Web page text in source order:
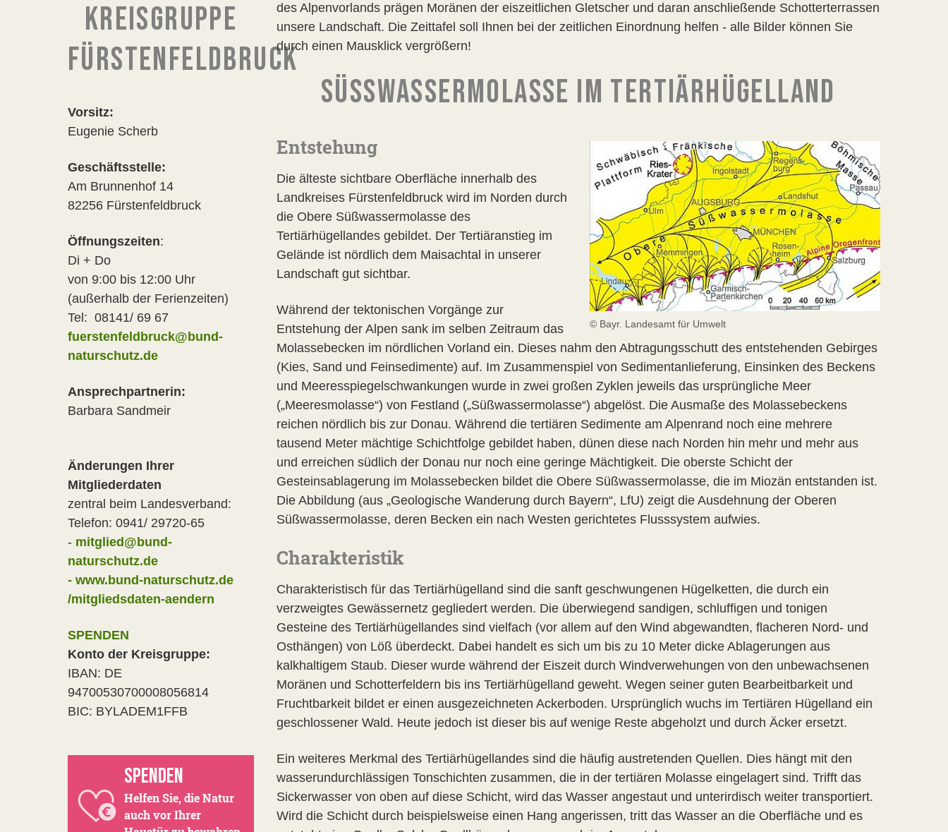
des Alpenvorlands prägen Moränen der eiszeitlichen Gletscher und daran anschließende Schotterterrassen
unsere Landschaft. Die Zeittafel soll Ihnen bei der zeitlichen Einordnung helfen - alle Bilder können Sie
durch einen Mausklick vergrößern!
SÜSSWASSERMOLASSE IM TERTIÄRHÜGELLAND
© Bayr. Landesamt für Umwelt
Entstehung
Die älteste sichtbare Oberfläche innerhalb des
Landkreises Fürstenfeldbruck wird im Norden durch
die Obere Süßwassermolasse des
Tertiärhügellandes gebildet. Der Tertiäranstieg im
Gelände ist nördlich dem Maisachtal in unserer
Landschaft gut sichtbar.
Während der tektonischen Vorgänge zur
Entstehung der Alpen sank im selben Zeitraum das
Molassebecken im nördlichen Vorland ein. Dieses nahm den Abtragungsschutt des entstehenden Gebirges
(Kies, Sand und Feinsedimente) auf. Im Zusammenspiel von Sedimentanlieferung, Einsinken des Beckens
und Meeresspiegelschwankungen wurde in zwei großen Zyklen jeweils das ursprüngliche Meer
(„Meeresmolasse“) von Festland („Süßwassermolasse“) abgelöst. Die Ausmaße des Molassebeckens
reichen nördlich bis zur Donau. Während die tertiären Sedimente am Alpenrand noch eine mehrere
tausend Meter mächtige Schichtfolge gebildet haben, dünen diese nach Norden hin mehr und mehr aus
und erreichen südlich der Donau nur noch eine geringe Mächtigkeit. Die oberste Schicht der
Gesteinsablagerung im Molassebecken bildet die Obere Süßwassermolasse, die im Miozän entstanden ist.
Die Abbildung (aus „Geologische Wanderung durch Bayern“, LfU) zeigt die Ausdehnung der Oberen
Süßwassermolasse, deren Becken ein nach Westen gerichtetes Flusssystem aufwies.
Charakteristik
Charakteristisch für das Tertiärhügelland sind die sanft geschwungenen Hügelketten, die durch ein
verzweigtes Gewässernetz gegliedert werden. Die überwiegend sandigen, schluffigen und tonigen
Gesteine des Tertiärhügellandes sind vielfach (vor allem auf den Wind abgewandten, flacheren Nord- und
Osthängen) von Löß überdeckt. Dabei handelt es sich um bis zu 10 Meter dicke Ablagerungen aus
kalkhaltigem Staub. Dieser wurde während der Eiszeit durch Windverwehungen von den unbewachsenen
Moränen und Schotterfeldern bis ins Tertiärhügelland geweht. Wegen seiner guten Bearbeitbarkeit und
Fruchtbarkeit bildet er einen ausgezeichneten Ackerboden. Ursprünglich wuchs im Tertiären Hügelland ein
geschlossener Wald. Heute jedoch ist dieser bis auf wenige Reste abgeholzt und durch Äcker ersetzt.
Ein weiteres Merkmal des Tertiärhügellandes sind die häufig austretenden Quellen. Dies hängt mit den
wasserundurchlässigen Tonschichten zusammen, die in der tertiären Molasse eingelagert sind. Trifft das
Sickerwasser von oben auf diese Schicht, wird das Wasser angestaut und unterirdisch weiter transportiert.
Wird die Schicht durch beispielsweise einen Hang angerissen, tritt das Wasser an die Oberfläche und es
KREISGRUPPE
FÜRSTENFELDBRUCK
Vorsitz:
Eugenie Scherb
Geschäftsstelle:
Am Brunnenhof 14
82256 Fürstenfeldbruck
Öffnungszeiten:
Di + Do
von 9:00 bis 12:00 Uhr
(außerhalb der Ferienzeiten)
Tel: 08141/ 69 67
fuerstenfeldbruck@bund-
naturschutz.de
Ansprechpartnerin:
Barbara Sandmeir
Änderungen Ihrer
Mitgliederdaten
zentral beim Landesverband:
Telefon: 0941/ 29720-65
- mitglied@bund-
naturschutz.de
- www.bund-naturschutz.de
/mitgliedsdaten-aendern
SPENDEN
Konto der Kreisgruppe:
IBAN: DE
94700530700008056814
BIC: BYLADEM1FFB
SPENDEN
Helfen Sie, die Natur
auch vor Ihrer